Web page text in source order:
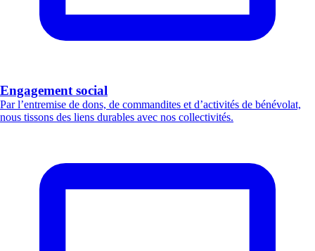
Engagement social
Par l’entremise de dons, de commandites et d’activités de bénévolat,
nous tissons des liens durables avec nos collectivités.